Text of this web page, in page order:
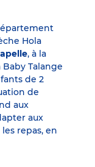
Hola
, à la
Talange
de 2
de
aux
aux
repas, en